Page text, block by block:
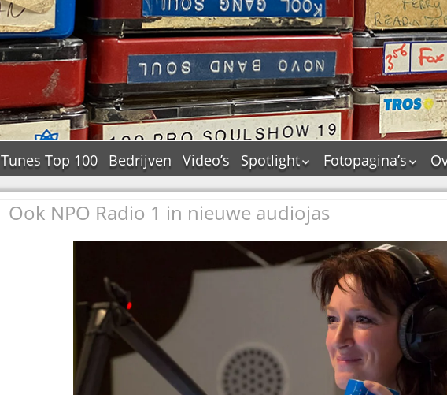
Tunes Top 100 Bedrijven Video’s
Spotlight
De Tourflitsjingle –
wie zijn de makers?
Jingledemo’s en hun
tags
Dallas jingle city
De Tourtune
Ferry Maat 65
Ferry Maat interview
Jingle Awards
Jingle NIEUW
Fotopagina’s
JAM in pictures
PAMS in pictures
Pepper & Tanner in
pictures
Top Format in
pictures
Dik Voormekaar in
foto’s
Ook NPO Radio 1 in nieuwe audiojas